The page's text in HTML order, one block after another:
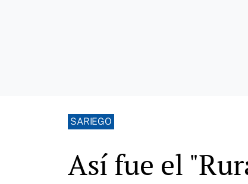
SARIEGO
Así fue el